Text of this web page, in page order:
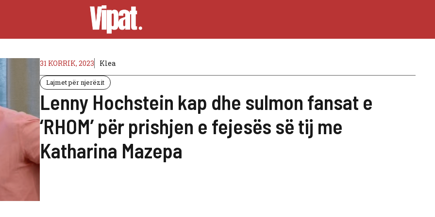
31 KORRIK, 2023 Klea
Lajmet për njerëzit
Lenny Hochstein kap dhe sulmon fansat e
‘RHOM’ për prishjen e fejesës së tij me
Katharina Mazepa